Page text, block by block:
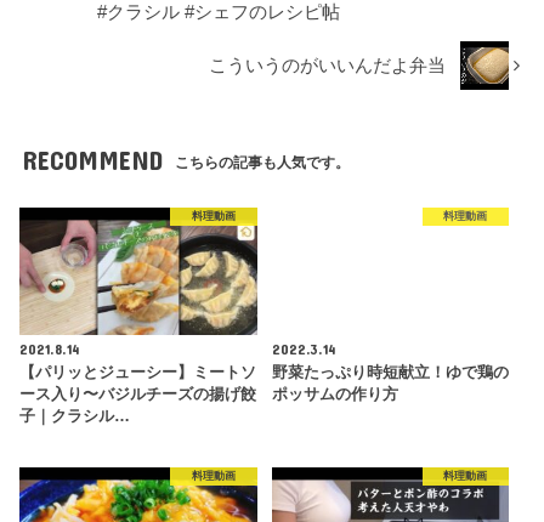
#クラシル #シェフのレシピ帖
こういうのがいいんだよ弁当
RECOMMEND こちらの記事も人気です。
料理動画
2021.8.14
【パリッとジューシー】ミートソ
ース入り〜バジルチーズの揚げ餃
子｜クラシル…
料理動画
2022.3.14
野菜たっぷり時短献立！ゆで鶏の
ポッサムの作り方
料理動画 料理動画